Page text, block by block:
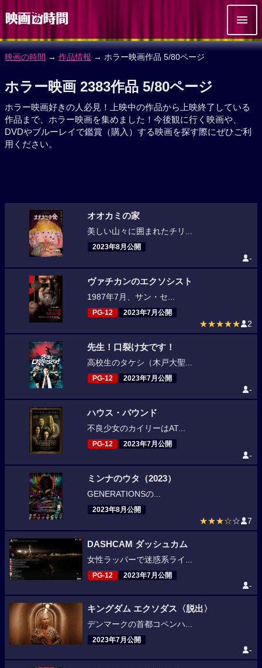
映画の時間 → 作品情報 → ホラー映画作品 5/80ページ
ホラー映画 2383作品 5/80ページ
ホラー映画好きの人必見！上映中の作品から上映終了している
作品まで、ホラー映画を集めました！今後観に行く映画や、
DVDやブルーレイで鑑賞（購入）する映画を探す際にぜひご利
用ください。
オオカミの家
美しい山々に囲まれたチリ...
2023年8月公開
-
ヴァチカンのエクソシスト
1987年7月、サン・セ...
PG-12 2023年7月公開
★★★★★ 2
先生！口裂け女です！
高校生のタケシ（木戸大聖...
PG-12 2023年7月公開
-
ハウス・バウンド
不良少女のカイリーはAT...
PG-12 2023年7月公開
-
ミンナのウタ（2023）
GENERATIONSの...
2023年8月公開
★★★☆☆ 7
DASHCAM ダッシュカム
女性ラッパーで迷惑系ライ...
PG-12 2023年7月公開
-
キングダム エクソダス〈脱出〉
デンマークの首都コペンハ...
2023年7月公開
-